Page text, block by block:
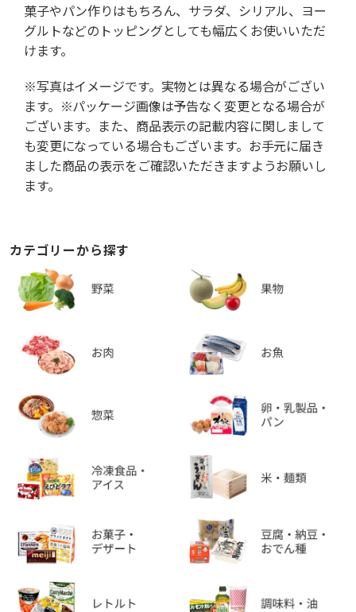
菓子やパン作りはもちろん、サラダ、シリアル、ヨー
グルトなどのトッピングとしても幅広くお使いいただ
けます。
※写真はイメージです。実物とは異なる場合がござい
ます。※パッケージ画像は予告なく変更となる場合が
ございます。また、商品表示の記載内容に関しまして
も変更になっている場合もございます。お手元に届き
ました商品の表示をご確認いただきますようお願いし
ます。
カテゴリーから探す